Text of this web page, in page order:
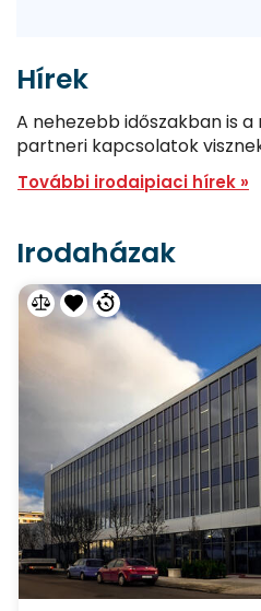
Hírek
A nehezebb időszakban is
partneri kapcsolatok
További irodaipiaci hírek »
Irodaházak